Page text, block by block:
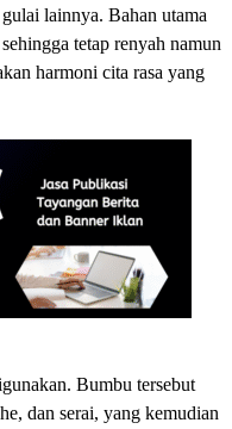
lainnya. Bahan utama
tetap renyah namun
harmoni cita rasa yang
Bumbu tersebut
dan serai, yang kemudian